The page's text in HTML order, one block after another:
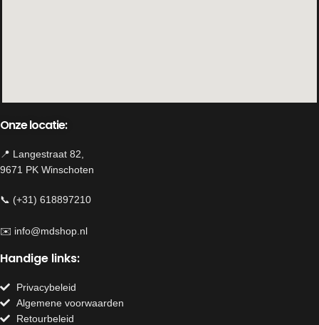
Onze locatie:
📍 Langestraat 82,
9671 PK Winschoten
📞 (+31) 618897210
✉️ info@mdshop.nl
Handige links:
Privacybeleid
Algemene voorwaarden
Retourbeleid